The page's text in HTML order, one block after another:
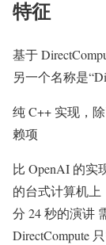
特征
基于
另一个名称是
纯 C++ 实现，
赖项
比 OpenAI 的实
的台式计算机上
分 24 秒的演讲
DirectCompute